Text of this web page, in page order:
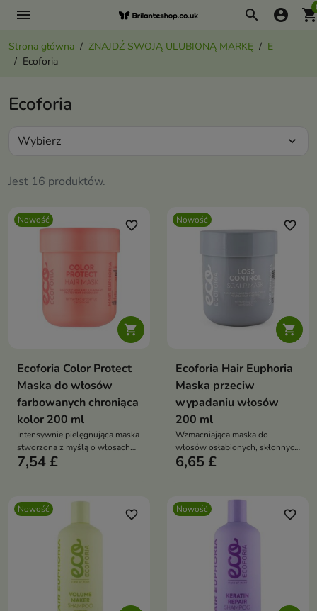
menu search account_circle
Strona główna ZNAJDŹ SWOJĄ ULUBIONĄ MARKĘ
E
Ecoforia
Ecoforia
Jest 16 produktów.
Wybierz expand_more
Nowość

favorite_border
Ecoforia Color Protect
Maska do włosów
farbowanych chroniąca
kolor 200 ml
Intensywnie pielęgnująca maska
stworzona z myślą o włosach
po koloryzacji
7,54 £
Nowość

favorite_border
Ecoforia Hair Euphoria
Maska przeciw
wypadaniu włosów
200 ml
Wzmacniająca maska do
włosów osłabionych, skłonnych
do wypadania i utraty gęstości.
6,65 £
Nowość favorite_border Nowość favorite_border